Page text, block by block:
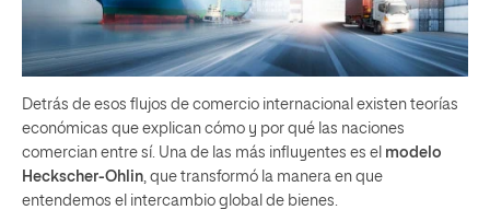
Detrás de esos flujos de comercio internacional existen teorías
económicas que explican cómo y por qué las naciones
comercian entre sí. Una de las más influyentes es el modelo
Heckscher-Ohlin , que transformó la manera en que
entendemos el intercambio global de bienes.